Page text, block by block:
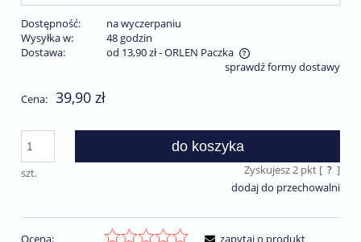
Dostępność:
na wyczerpaniu
Wysyłka w:
48 godzin
Dostawa:
od 13,90 zł- ORLEN Paczka
Cena nie zawiera ewentualnych kosztów płatnościsprawdź formy dostawy
Cena: 39,90 zł
szt.
do koszyka
Zyskujesz2pkt [ ? ]
dodaj do przechowalni
Ocena:
zapytaj o produkt